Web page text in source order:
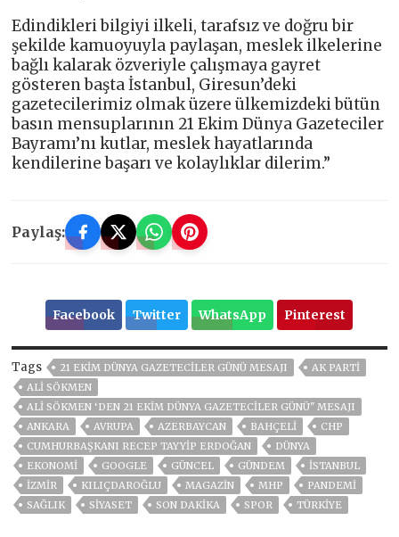
Edindikleri bilgiyi ilkeli, tarafsız ve doğru bir
şekilde kamuoyuyla paylaşan, meslek ilkelerine
bağlı kalarak özveriyle çalışmaya gayret
gösteren başta İstanbul, Giresun’deki
gazetecilerimiz olmak üzere ülkemizdeki bütün
basın mensuplarının 21 Ekim Dünya Gazeteciler
Bayramı’nı kutlar, meslek hayatlarında
kendilerine başarı ve kolaylıklar dilerim.”
Paylaş:
Facebook Twitter WhatsApp Pinterest
Tags 21 EKIM DÜNYA GAZETECILER GÜNÜ MESAJI
AK PARTİ
ALI SÖKMEN
ALI SÖKMEN ‘DEN 21 EKIM DÜNYA GAZETECILER GÜNÜ" MESAJI
ANKARA
AVRUPA AZERBAYCAN BAHÇELİ
CHP
CUMHURBAŞKANI RECEP TAYYIP ERDOĞAN
DÜNYA
EKONOMİ
GOOGLE GÜNCEL GÜNDEM
ISTANBUL
İZMIR
KILIÇDAROĞLU MAGAZİN MHP
PANDEMİ
SAĞLIK
SİYASET SON DAKIKA SPOR TÜRKİYE